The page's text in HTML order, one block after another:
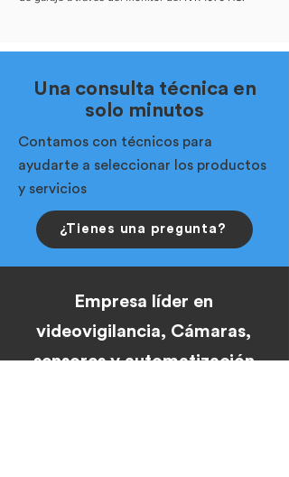
Una consulta técnica en
solo minutos
Contamos con técnicos para
ayudarte a seleccionar los productos
y servicios
¿Tienes una pregunta?
Empresa líder en
videovigilancia, Cámaras,
sensores y automatización